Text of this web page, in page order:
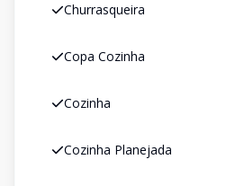
Churrasqueira
Copa Cozinha
Cozinha
Cozinha Planejada